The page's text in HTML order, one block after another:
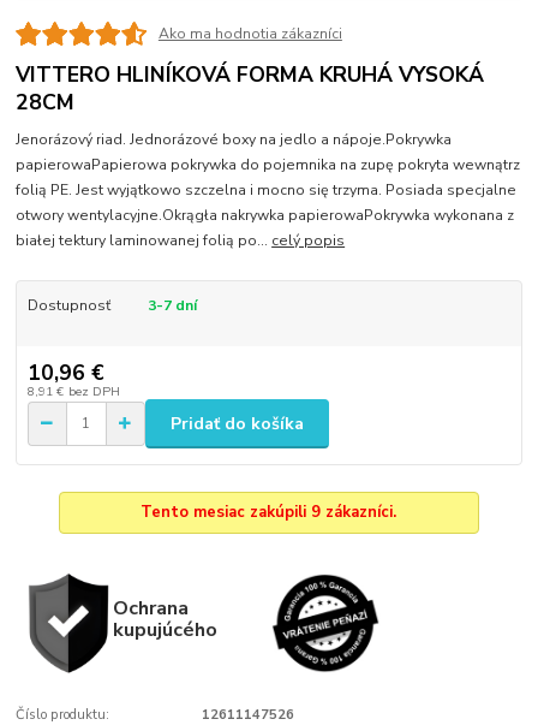
Ako ma hodnotia zákazníci
VITTERO HLINÍKOVÁ FORMA KRUHÁ VYSOKÁ
28CM
Jenorázový riad. Jednorázové boxy na jedlo a nápoje.Pokrywka
papierowaPapierowa pokrywka do pojemnika na zupę pokryta wewnątrz
folią PE. Jest wyjątkowo szczelna i mocno się trzyma. Posiada specjalne
otwory wentylacyjne.Okrągła nakrywka papierowaPokrywka wykonana z
białej tektury laminowanej folią po... celý popis
Dostupnosť 3-7 dní
10,96 €
8,91 € bez DPH
Pridať do košíka
Tento mesiac zakúpili 9 zákazníci.
Ochrana
kupujúcého
Číslo produktu: 12611147526